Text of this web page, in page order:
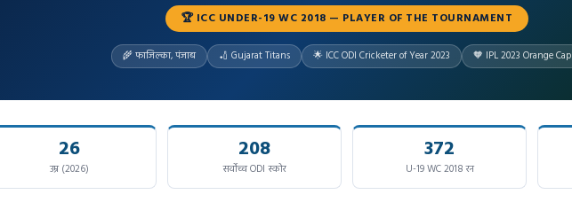
🏆 ICC UNDER-19 WC 2018 — PLAYER OF THE TOURNAMENT
🌾 फाजिल्का, पंजाब 🏏 Gujarat Titans 🌟 ICC ODI Cricketer of Year 2023 🧡 IPL 2023 Orange Cap
26
उम्र (2026)
208
सर्वोच्च ODI स्कोर
372
U-19 WC 2018 रन